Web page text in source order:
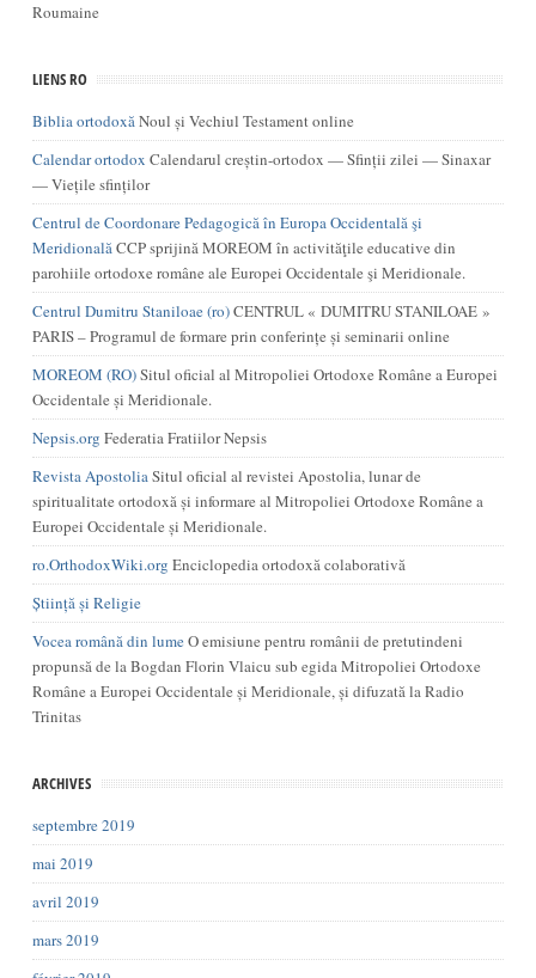
Roumaine
LIENS RO
Biblia ortodoxăNoul și Vechiul Testament online
Calendar ortodox Calendarul creștin-ortodox — Sfinții zilei — Sinaxar
— Viețile sfinților
Centrul de Coordonare Pedagogică în Europa Occidentală şi
MeridionalăCCP sprijină MOREOM în activităţile educative din
parohiile ortodoxe române ale Europei Occidentale şi Meridionale.
Centrul Dumitru Staniloae (ro)CENTRUL « DUMITRU STANILOAE »
PARIS – Programul de formare prin conferințe și seminarii online
MOREOM (RO)Situl oficial al Mitropoliei Ortodoxe Române a Europei
Occidentale și Meridionale.
Nepsis.org Federatia Fratiilor Nepsis
Revista ApostoliaSitul oficial al revistei Apostolia, lunar de
spiritualitate ortodoxă și informare al Mitropoliei Ortodoxe Române a
Europei Occidentale și Meridionale.
ro.OrthodoxWiki.org Enciclopedia ortodoxă colaborativă
Știință și Religie
Vocea română din lumeO emisiune pentru românii de pretutindeni
propunsă de la Bogdan Florin Vlaicu sub egida Mitropoliei Ortodoxe
Române a Europei Occidentale și Meridionale, și difuzată la Radio
Trinitas
ARCHIVES
septembre 2019
mai 2019
avril 2019
mars 2019